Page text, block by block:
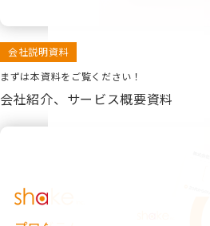
会社説明資料
まずは本資料をご覧ください！
会社紹介、サービス概要資料